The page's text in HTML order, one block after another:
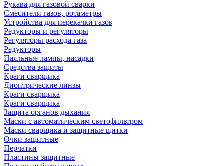
Рукава для газовой сварки
Смесители газов, ротаметры
Устройства для перекачки газов
Редукторы и регуляторы
Регуляторы расхода газа
Редукторы
Паяльные лампы, насадки
Средства защиты
Краги сварщика
Диоптрические линзы
Краги сварщика
Краги сварщика
Защита органов дыхания
Маски с автоматическим светофильтром
Маски сварщика и защитные щитки
Очки защитные
Перчатки
Пластины защитные